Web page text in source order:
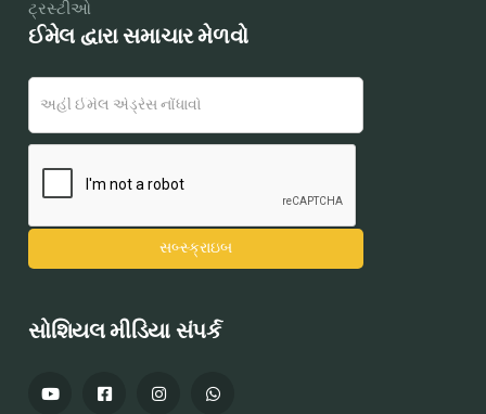
ટ્રસ્ટીઓ
ઈમેલ દ્વારા સમાચાર મેળવો
સોશિયલ મીડિયા સંપર્ક